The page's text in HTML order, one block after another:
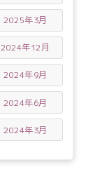
2025年3月
2024年12月
2024年9月
2024年6月
2024年3月